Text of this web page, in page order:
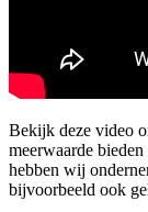
Bekijk deze video
meerwaarde
hebben wij
bijvoorbeeld ook